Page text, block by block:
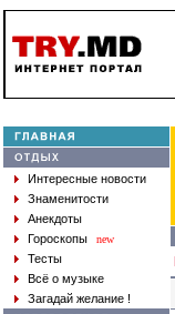
Интересные новости
Знаменитости
Анекдоты
Гороскопы
new
Тесты
Всё о музыке
Загадай желание !